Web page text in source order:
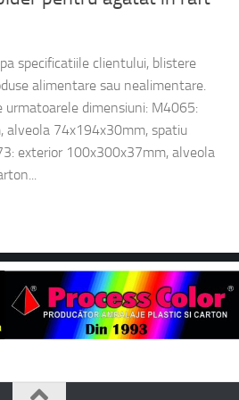
specificatiile clientului, blistere
alimentare sau nealimentare.
urmatoarele dimensiuni: M4065:
alveola 74x194x30mm, spatiu
exterior 100x300x37mm, alveola